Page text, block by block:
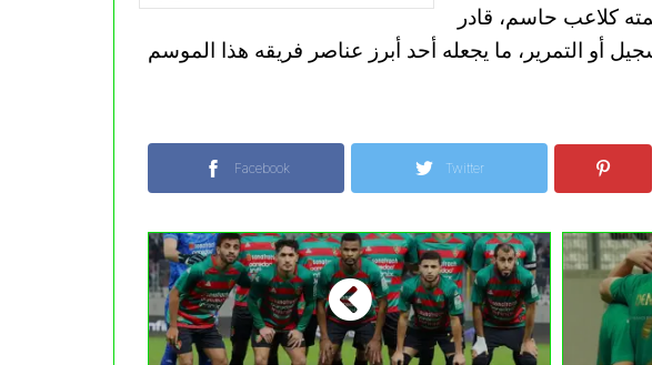
كلاعب حاسم، قادر
Facebook Twitter